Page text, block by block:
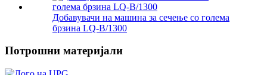
Добавувачи на машина за сечење со голема
брзина LQ-B/1300
Потрошни материјали